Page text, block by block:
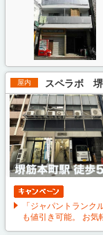
屋内 スペラボ 堺
「ジャパントラン
も値引き可能。 お気